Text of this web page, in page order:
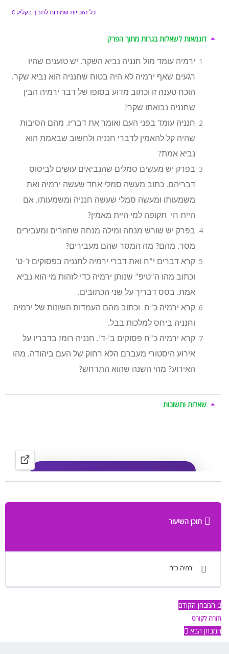
כל הזכויות שמורות לתנ”ך בקליק C.
דוגמאות לשאלות בגרות מתוך הפרק
ירמיה עומד מול חנניה נביא השקר. יש טוענים שהיו
רגעים שאף ירמיה לא היה בטוח שחנניה הוא נביא שקר.
הוכח טענה זו וכתוב מדוע בסופו של דבר ירמיה הבין
שחנניה נבואתו שקר?
חנניה עומד בפני העם ואומר את דבריו. מהם הסיבות
שהיה קל להאמין לדברי חנניה ולחשוב שבאמת הוא
נביא אמת?
בפרק יש מעשים סמלים שהנביאים עושים לביסוס
דבריהם. כתוב מעשה סמלי אחד שעשה ירמיה ואת
משמעותו ומעשה סמלי שעשה חנניה ומשמעותו. אם
היית חי תקופה למי היית מאמין?
בפרק יש שורש מנחה ומילה מנחה שחוזרים ומעבירים
מסר. מהם? מה המסר שהם מעבירים?
קרא דברים י”ח ואת דברי ירמיה לחנניה בפסוקים ז’-ט’
וכתוב מהו ה”טיפ” שנותן ירמיה כדי לזהות מי הוא נביא
אמת. בסס דבריך על שני הכתובים.
קרא ירמיה כ”ח וכתוב מהם העמדות השונות של ירמיה
וחנניה ביחס למלכות בבל.
קרא ירמיה כ”ח פסוקים ב’-ד’. חנניה רומז בדבריו על
אירוע היסטורי מעברם הלא רחוק של העם ביהודה. מהו
האירוע? מהי השנה שהוא התרחש?
שאלות ותשובות
תוכן השיעור
ירמיה כ”ח
המבחן הקודם
חזרה לקורס
המבחן הבא